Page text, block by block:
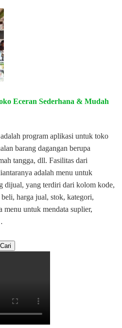
Eceran Sederhana & Mudah
program aplikasi untuk toko
barang dagangan berupa
tangga, dll. Fasilitas dari
adalah menu untuk
dijual, yang terdiri dari kolom kode,
harga jual, stok, kategori,
menu untuk mendata suplier,